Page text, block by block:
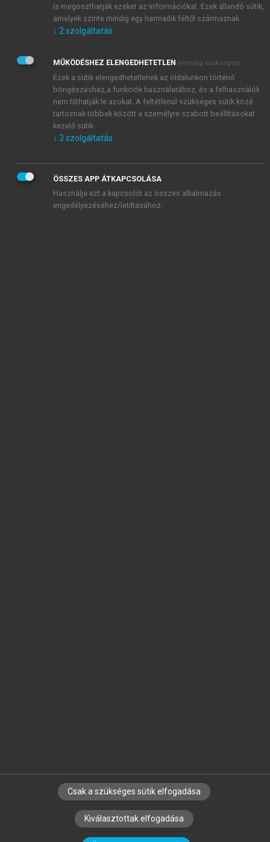
Kérek értesítést a MeRSZ újdonságairól, akcióiról.
Kérek értesítést az Akadémiai Kiadó Zrt. újdonságairól,
Adatkezelési tájékoztatóbanfoglaltakat tudomásul
veszem és elfogadom.
Általános vásárlási feltételeket, valamint a szotar.netés a
mersz.huoldalak licencszerződéseiben foglaltakat
tudomásul veszem és elfogadom.
KIPRÓBÁLOM
SZERZŐKNEK CÉGEKNEK KÖNYVTÁROSOKNAK
SZERKESZTÉSI ÉS LEKTORÁLÁSI ALAPELVEK
is megoszthatják ezeket az információkat. Ezek állandó sütik,
amelyek szinte mindig egy harmadik féltől származnak.
↓ 2 szolgáltatás
MŰKÖDÉSHEZ ELENGEDHETETLEN (mindig szükséges)
Ezek a sütik elengedhetetlenek az oldalunkon történő
böngészéshez,a funkciók használatához, és a felhasználók
nem tilthatják le azokat. A feltétlenül szükséges sütik közé
tartoznak többek között a személyre szabott beállításokat
kezelő sütik.
↓ 3 szolgáltatás
ÖSSZES APP ÁTKAPCSOLÁSA
Használja ezt a kapcsolót az összes alkalmazás
engedélyezéséhez/letiltásához.
Csak a szükséges sütik elfogadása
Kiválasztottak elfogadása